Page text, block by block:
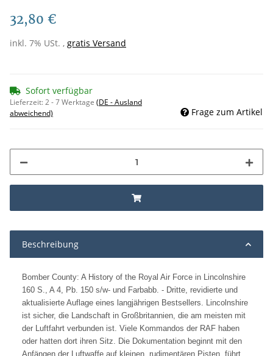
32,80 €
inkl. 7% USt. , gratis Versand
Sofort verfügbar
Lieferzeit:2 - 7 Werktage (DE - Ausland
abweichend)
Frage zum Artikel
Beschreibung
Bomber County: A History of the Royal Air Force in Lincolnshire
160 S., A 4, Pb. 150 s/w- und Farbabb. - Dritte, revidierte und
aktualisierte Auflage eines langjährigen Bestsellers. Lincolnshire
ist sicher, die Landschaft in Großbritannien, die am meisten mit
der Luftfahrt verbunden ist. Viele Kommandos der RAF haben
oder hatten dort ihren Sitz. Die Dokumentation beginnt mit den
Anfängen der Luftwaffe auf kleinen, rudimentären Pisten, führt